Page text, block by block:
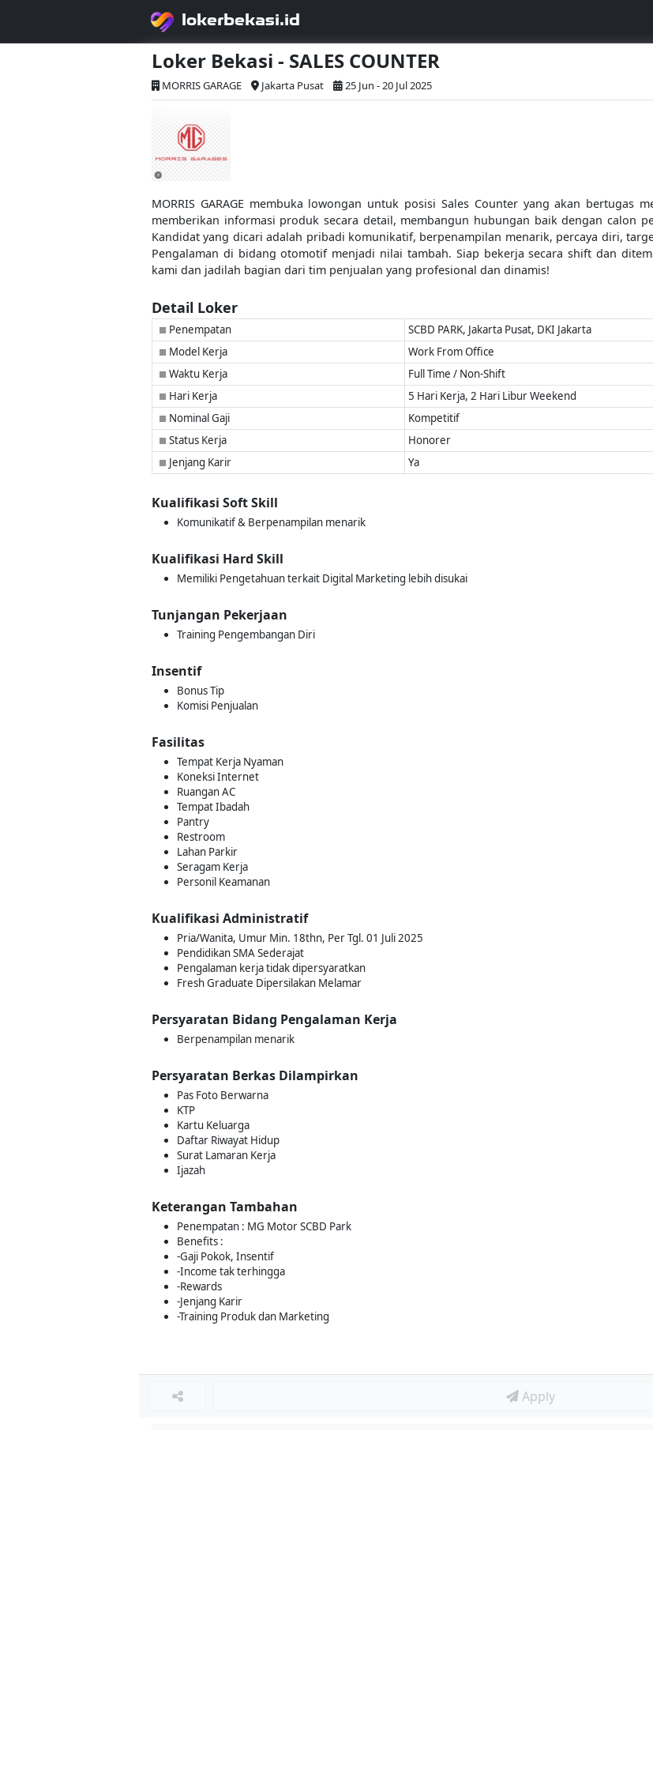
lokerbekasi.id
Loker Bekasi - SALES COUNTER
MORRIS GARAGE Jakarta Pusat 25 Jun - 20 Jul 2025
MORRIS GARAGE membuka lowongan untuk posisi Sales Counter yang akan bertugas
memberikan informasi produk secara detail, membangun hubungan baik dengan calon
Kandidat yang dicari adalah pribadi komunikatif, berpenampilan menarik, percaya diri,
Pengalaman di bidang otomotif menjadi nilai tambah. Siap bekerja secara shift dan
kami dan jadilah bagian dari tim penjualan yang profesional dan dinamis!
Detail Loker
■ Penempatan SCBD PARK, Jakarta Pusat, DKI Jakarta
■ Model Kerja Work From Office
■ Waktu Kerja Full Time / Non-Shift
■ Hari Kerja 5 Hari Kerja, 2 Hari Libur Weekend
■ Nominal Gaji Kompetitif
■ Status Kerja Honorer
■ Jenjang Karir Ya
Kualifikasi Soft Skill
Komunikatif & Berpenampilan menarik
Kualifikasi Hard Skill
Memiliki Pengetahuan terkait Digital Marketing lebih disukai
Tunjangan Pekerjaan
Training Pengembangan Diri
Insentif
Bonus Tip
Komisi Penjualan
Fasilitas
Tempat Kerja Nyaman
Koneksi Internet
Ruangan AC
Tempat Ibadah
Pantry
Restroom
Lahan Parkir
Seragam Kerja
Personil Keamanan
Kualifikasi Administratif
Pria/Wanita, Umur Min. 18thn, Per Tgl. 01 Juli 2025
Pendidikan SMA Sederajat
Pengalaman kerja tidak dipersyaratkan
Fresh Graduate Dipersilakan Melamar
Persyaratan Bidang Pengalaman Kerja
Berpenampilan menarik
Persyaratan Berkas Dilampirkan
Pas Foto Berwarna
KTP
Kartu Keluarga
Daftar Riwayat Hidup
Surat Lamaran Kerja
Ijazah
Keterangan Tambahan
Penempatan : MG Motor SCBD Park
Benefits :
-Gaji Pokok, Insentif
-Income tak terhingga
-Rewards
-Jenjang Karir
-Training Produk dan Marketing
Apply